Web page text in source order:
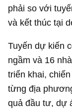
phải so với
và kết thúc tại
Tuyến dự kiến
ngầm và 16
triển khai,
từng địa
quả đầu tư, dự